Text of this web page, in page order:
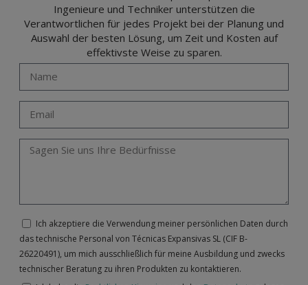
Ingenieure und Techniker unterstützen die
Verantwortlichen für jedes Projekt bei der Planung und
Auswahl der besten Lösung, um Zeit und Kosten auf
effektivste Weise zu sparen.
Ich akzeptiere die Verwendung meiner persönlichen Daten durch
das technische Personal von Técnicas Expansivas SL (CIF B-
26220491), um mich ausschließlich für meine Ausbildung und zwecks
technischer Beratung zu ihren Produkten zu kontaktieren.